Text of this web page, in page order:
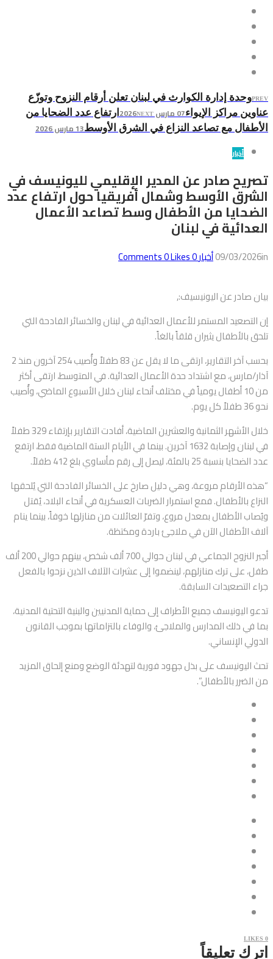
PREVوحدة إدارة الكوارث في لبنان تعلن أرقام النزوح وتوزّع
عناوين مراكز الإيواء07 مارس 2026 NEXT
ارتفاع عدد الضحايا من
الأطفال مع تصاعد النزاع في الشرق الأوسط13 مارس 2026
أخبار
تصريح صادر عن المدير الإقليمي لليونيسف في
الشرق الأوسط وشمال أفريقيا حول ارتفاع عدد
الضحايا من الأطفال وسط تصاعد الأعمال
العدائية في لبنان
09/03/2026in أخبار0
Comments
0Likes
بيان صادر عن اليونيسيف:,
إن التصعيد المستمر للأعمال العدائية في لبنان والخسائر الفادحة التي
تلحق بالأطفال يثيران قلقاً بالغاً.
بحسب آخر التقارير، ارتقى ما لا يقل عن 83 طفلاً وأُصيب 254 آخرون منذ 2
آذار/مارس، مع اشتداد حدة الأعمال العدائية. في المتوسط، ارتقى أكثر
من 10 أطفال يومياً في مختلف أنحاء لبنان خلال الأسبوع الماضي، وأُصيب
نحو 36 طفلاً كل يوم.
خلال الأشهر الثمانية والعشرين الماضية، أفادت التقارير بإرتقاء 329 طفلاً
في لبنان وإصابة 1632 آخرين. بينما في الأيام الستة الماضية فقط، ارتفع
عدد الضحايا بنسبة 25 بالمئة، ليصل إلى رقم مأساوي بلغ 412 طفلاً.
“هذه الأرقام مروعة، وهي دليل صارخ على الخسائر الفادحة التي يُلحقها
النزاع بالأطفال. فمع استمرار الضربات العسكرية في أنحاء البلاد، يُقتل
ويُصاب الأطفال بمعدل مروع، وتفرّ العائلات من منازلها خوفاً، بينما ينام
آلاف الأطفال الآن في ملاجئ باردة ومكتظة.
أجبر النزوح الجماعي في لبنان حوالي 700 ألف شخص، بينهم حوالي 200 ألف
طفل، على ترك منازلهم، لينضموا إلى عشرات الآلاف الذين نزحوا بالفعل
جراء التصعيدات السابقة.
تدعو اليونيسف جميع الأطراف إلى حماية المدنيين والبنية التحتية المدنية،
بما في ذلك المدارس والملاجئ، والوفاء بالتزاماتها بموجب القانون
الدولي الإنساني.
تحث اليونيسف على بذل جهود فورية لتهدئة الوضع ومنع إلحاق المزيد
من الضرر بالأطفال”.
0
LIKES
اترك تعليقاً